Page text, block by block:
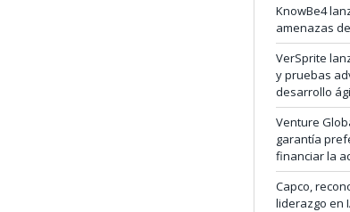
KnowBe4
amenazas
VerSprite
y pruebas
desarrollo
Venture
garantía
financiar la
Capco,
liderazgo en